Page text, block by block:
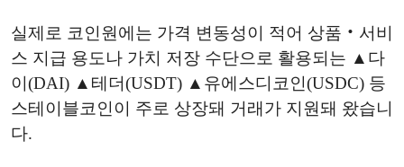
실제로 코인원에는 가격 변동성이 적어 상품‧서비
스 지급 용도나 가치 저장 수단으로 활용되는 ▲다
이(DAI) ▲테더(USDT) ▲유에스디코인(USDC) 등
스테이블코인이 주로 상장돼 거래가 지원돼 왔습니
다.